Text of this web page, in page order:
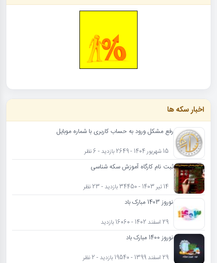
اخبار سکه ها
رفع مشکل ورود به حساب کاربری با شماره موبایل
15 شهریور 1404 - 2649 بازدید - 6 نظر
ثبت نام کارگاه آموزش سکه شناسی
14 تیر 1403 - 34450 بازدید - 23 نظر
نوروز 1403 مبارک باد
29 اسفند 1402 - 16060 بازدید
نوروز 1400 مبارک باد
29 اسفند 1399 - 19540 بازدید - 2 نظر